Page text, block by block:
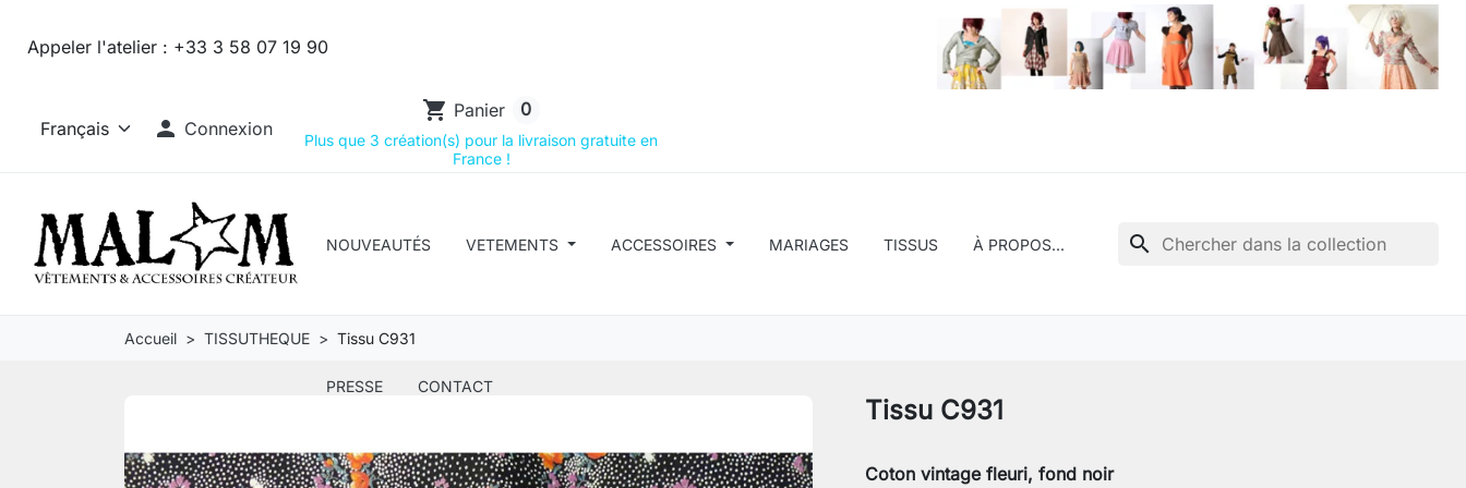
Appeler l'atelier : +33 3 58 07 19 90
 Connexion
shopping_cart Panier 0
Plus que 3 création(s) pour la livraison gratuite en
France !
NOUVEAUTÉS VETEMENTS ACCESSOIRES MARIAGES TISSUS À PROPOS...
PRESSE CONTACT
search
Accueil TISSUTHEQUE Tissu C931
Tissu C931
Coton vintage fleuri, fond noir